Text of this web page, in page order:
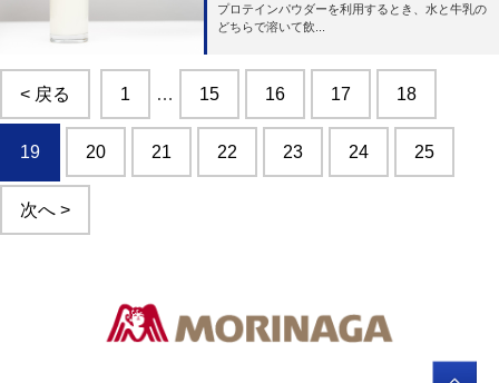
プロテインパウダーを利用するとき、水と牛乳の
どちらで溶いて飲...
< 戻る 1 … 15 16 17 18
19 20 21 22 23 24 25
次へ >